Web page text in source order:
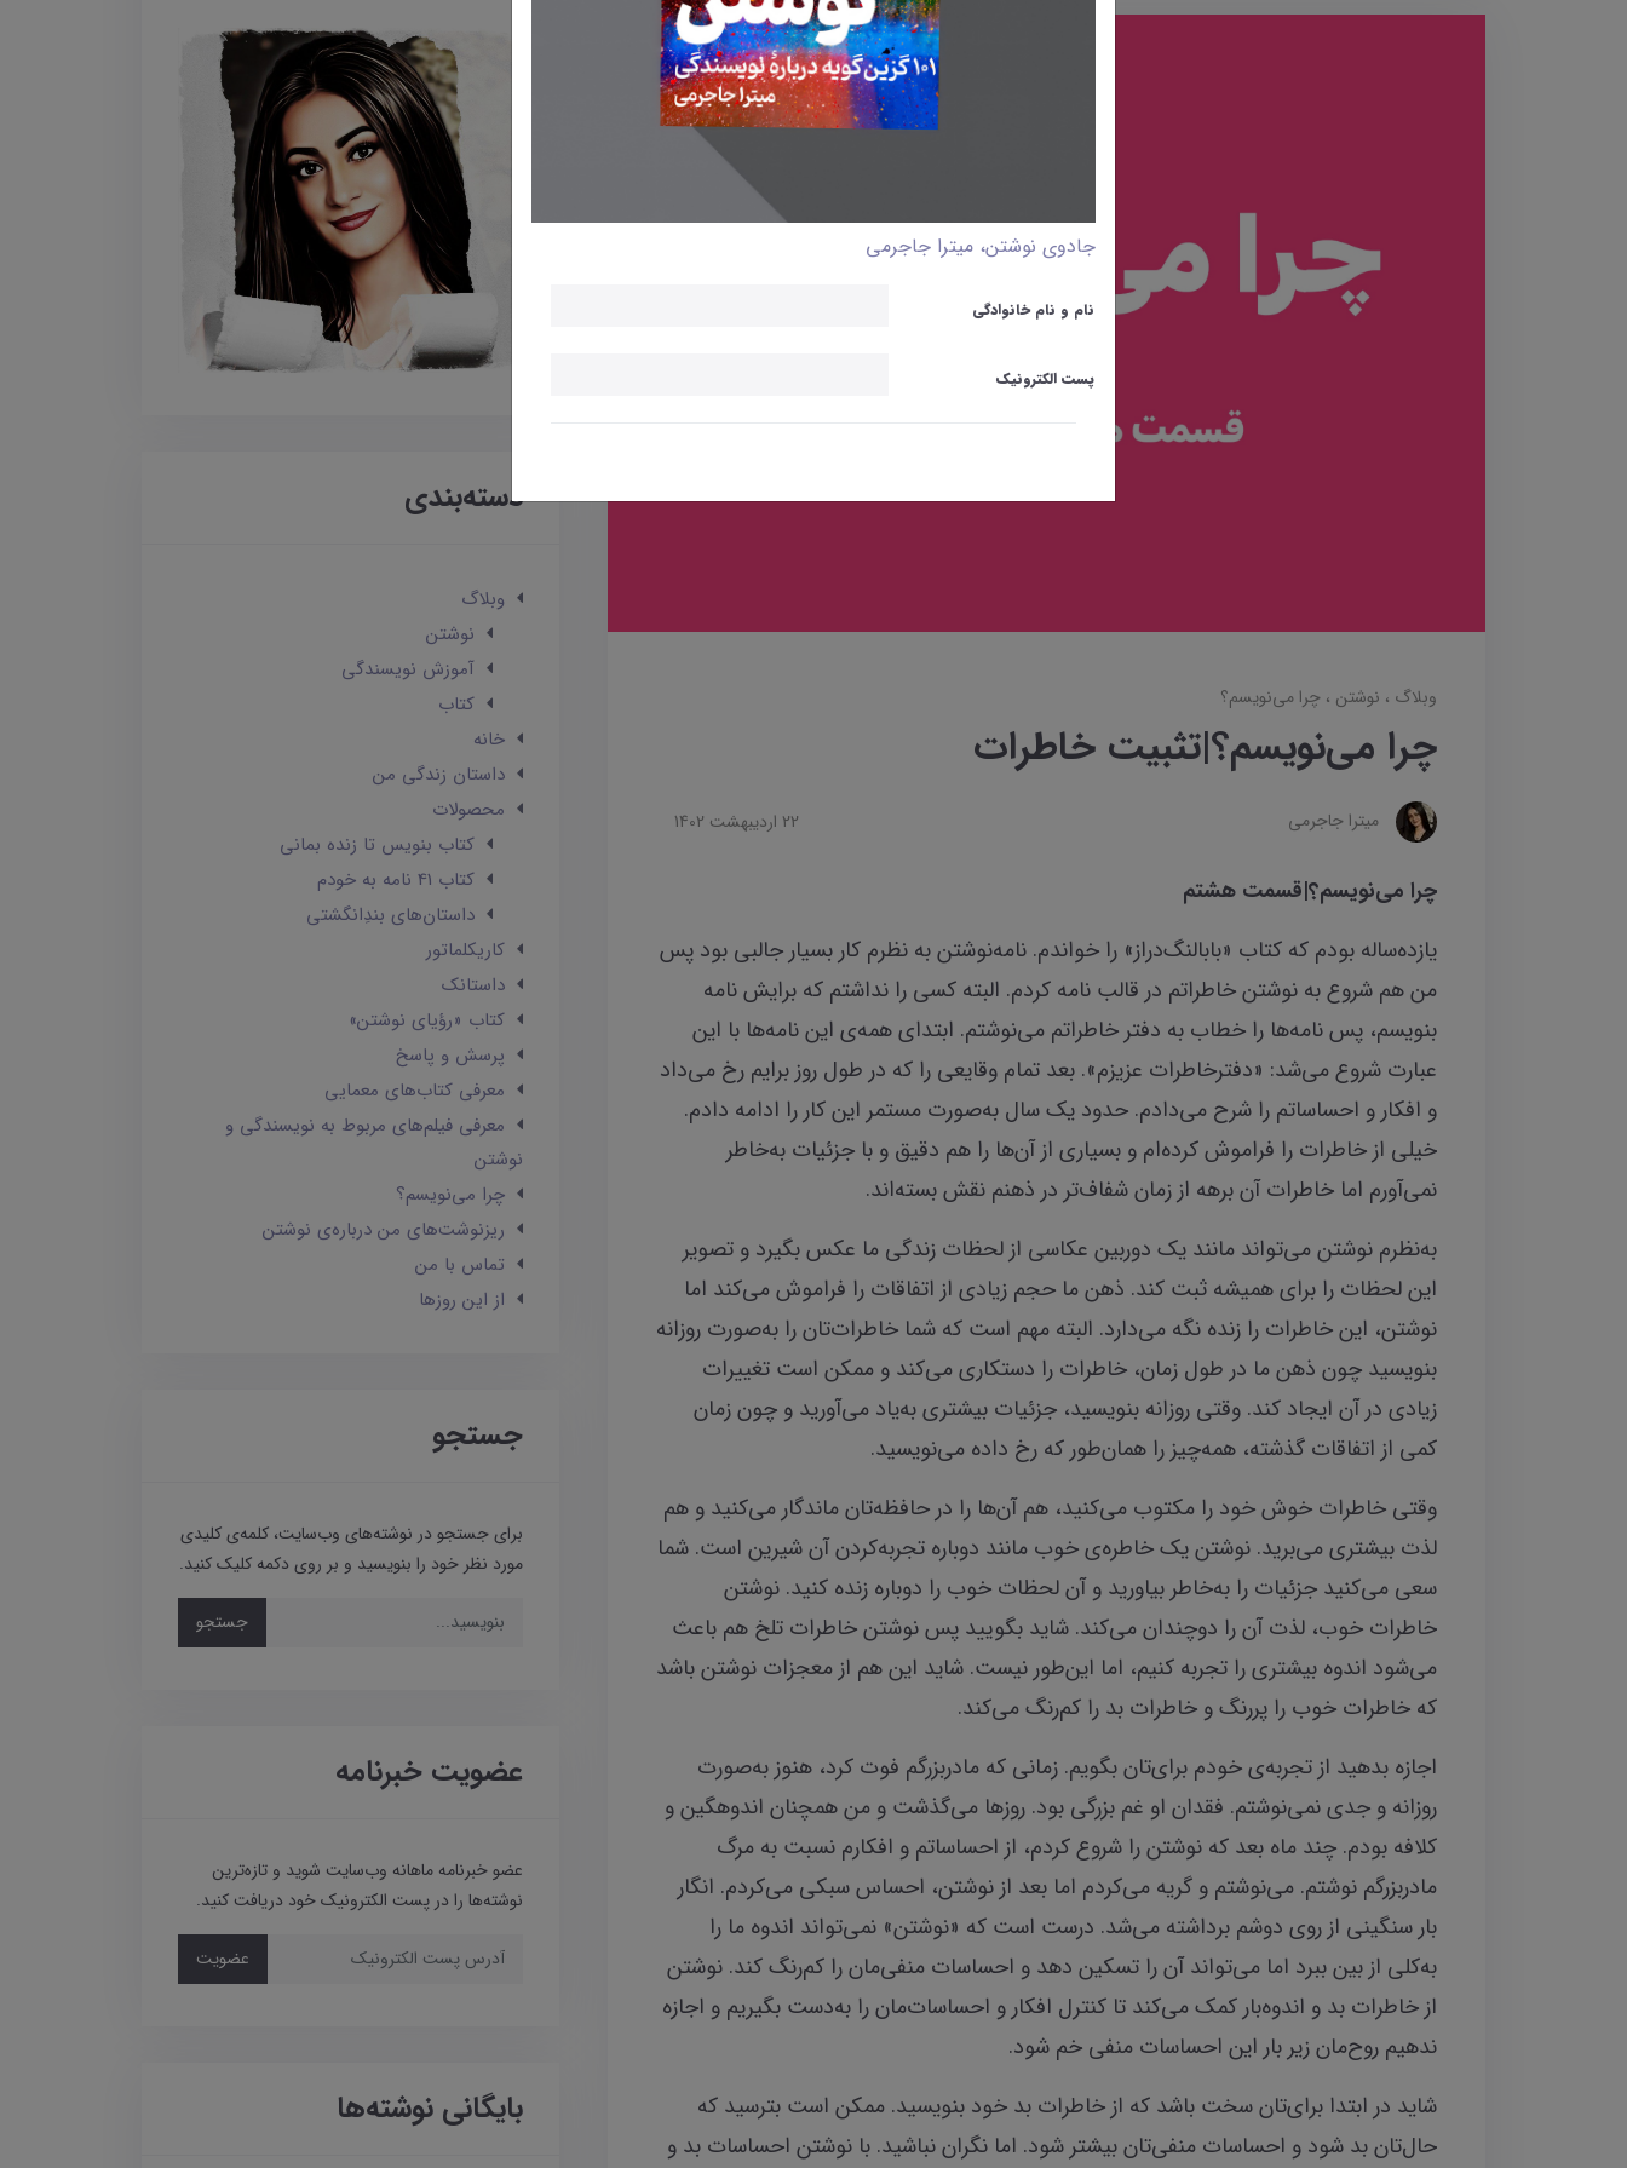
جادوی نوشتن، میترا جاجرمی
نام و نام خانوادگی
پست الکترونیک
وبلاگ نوشتن چرا می‌نویسم؟
چرا می‌نویسم؟|تثبیت خاطرات
میترا جاجرمی 22 ارديبهشت 1402
چرا می‌نویسم؟|قسمت هشتم
یازده‌ساله بودم که کتاب «بابالنگ‌دراز» را خواندم. نامه‌نوشتن به نظرم کار بسیار جالبی بود پس
من هم شروع به نوشتن خاطراتم در قالب نامه کردم. البته کسی را نداشتم که برایش نامه
بنویسم، پس نامه‌ها را خطاب به دفتر خاطراتم می‌نوشتم. ابتدای همه‌ی این نامه‌ها با این
عبارت شروع می‌شد: «دفترخاطرات عزیزم». بعد تمام وقایعی را که در طول روز برایم رخ می‌داد
و افکار و احساساتم را شرح می‌دادم. حدود یک سال به‌صورت مستمر این کار را ادامه دادم.
خیلی از خاطرات را فراموش کرده‌ام و بسیاری از آن‌ها را هم دقیق و با جزئیات به‌خاطر
نمی‌آورم اما خاطرات آن برهه از زمان شفاف‌تر در ذهنم نقش بسته‌اند.
به‌نظرم نوشتن می‌تواند مانند یک دوربین عکاسی از لحظات زندگی ما عکس بگیرد و تصویر
این لحظات را برای همیشه ثبت کند. ذهن ما حجم زیادی از اتفاقات را فراموش می‌کند اما
نوشتن، این خاطرات را زنده نگه می‌دارد. البته مهم است که شما خاطرات‌تان را به‌صورت روزانه
بنویسید چون ذهن ما در طول زمان، خاطرات را دستکاری می‌کند و ممکن است تغییرات
زیادی در آن ایجاد کند. وقتی روزانه بنویسید، جزئیات بیشتری به‌یاد می‌آورید و چون زمان
کمی از اتفاقات گذشته، همه‌چیز را همان‌طور که رخ داده می‌نویسید.
وقتی خاطرات خوش خود را مکتوب می‌کنید، هم آن‌ها را در حافظه‌تان ماندگار می‌کنید و هم
لذت بیشتری می‌برید. نوشتن یک خاطره‌ی خوب مانند دوباره تجربه‌کردن آن شیرین است. شما
سعی می‌کنید جزئیات را به‌خاطر بیاورید و آن لحظات خوب را دوباره زنده کنید. نوشتن
خاطرات خوب، لذت آن را دوچندان می‌کند. شاید بگویید پس نوشتن خاطرات تلخ هم باعث
می‌شود اندوه بیشتری را تجربه کنیم، اما این‌طور نیست. شاید این هم از معجزات نوشتن باشد
که خاطرات خوب را پررنگ و خاطرات بد را کم‌رنگ می‌کند.
اجازه بدهید از تجربه‌ی خودم برای‌تان بگویم. زمانی که مادربزرگم فوت کرد، هنوز به‌صورت
روزانه و جدی نمی‌نوشتم. فقدان او غم بزرگی بود. روزها می‌گذشت و من همچنان اندوهگین و
کلافه بودم. چند ماه بعد که نوشتن را شروع کردم، از احساساتم و افکارم نسبت به مرگ
مادربزرگم نوشتم. می‌نوشتم و گریه می‌کردم اما بعد از نوشتن، احساس سبکی می‌کردم. انگار
بار سنگینی از روی دوشم برداشته می‌شد. درست است که «نوشتن» نمی‌تواند اندوه ما را
به‌کلی از بین ببرد اما می‌تواند آن را تسکین دهد و احساسات منفی‌مان را کم‌رنگ کند. نوشتن
از خاطرات بد و اندوه‌بار کمک می‌کند تا کنترل افکار و احساسات‌مان را به‌دست بگیریم و اجازه
ندهیم روح‌مان زیر بار این احساسات منفی خم شود.
شاید در ابتدا برای‌تان سخت باشد که از خاطرات بد خود بنویسید. ممکن است بترسید که
حال‌تان بد شود و احساسات منفی‌تان بیشتر شود. اما نگران نباشید. با نوشتن احساسات بد و
دسته‌بندی
وبلاگ
نوشتن
آموزش نویسندگی
کتاب
خانه
داستان زندگی من
محصولات
کتاب بنویس تا زنده بمانی
کتاب 41 نامه به خودم
داستان‌های بندِانگشتی
کاریکلماتور
داستانک‌
کتاب «رؤیای نوشتن»
پرسش و پاسخ
معرفی کتاب‌های معمایی
معرفی فیلم‌های مربوط به نویسندگی و
نوشتن
چرا می‌نویسم؟
ریزنوشت‌های من درباره‌ی نوشتن
تماس با من
از این روزها
جستجو
برای جستجو در نوشته‌های وب‌سایت، کلمه‌ی کلیدی
مورد نظر خود را بنویسید و بر روی دکمه کلیک کنید.
جستجو
عضویت خبرنامه
عضو خبرنامه ماهانه وب‌سایت شوید و تازه‌ترین
نوشته‌ها را در پست الکترونیک خود دریافت کنید.
عضویت
بایگانی نوشته‌ها